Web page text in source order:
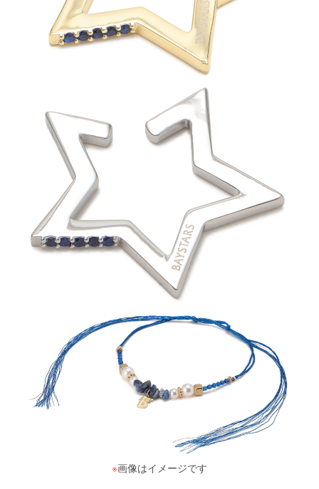
※画像はイメージです